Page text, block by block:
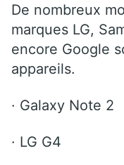
De nombreux
marques LG,
encore Google
appareils.
· Galaxy Note 2
· LG G4